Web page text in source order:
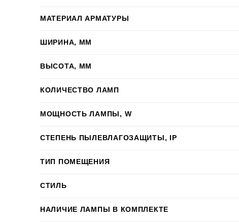
МАТЕРИАЛ АРМАТУРЫ
ШИРИНА, ММ
ВЫСОТА, ММ
КОЛИЧЕСТВО ЛАМП
МОЩНОСТЬ ЛАМПЫ, W
СТЕПЕНЬ ПЫЛЕВЛАГОЗАЩИТЫ, IP
ТИП ПОМЕЩЕНИЯ
СТИЛЬ
НАЛИЧИЕ ЛАМПЫ В КОМПЛЕКТЕ